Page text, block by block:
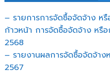
– รายการการจัดซื้อจัดจ้าง ห
ก้าวหน้า การจัดซื้อจัดจ้าง หรื
2568
– รายงานผลการจัดซื้อจัดจ้าง
2567